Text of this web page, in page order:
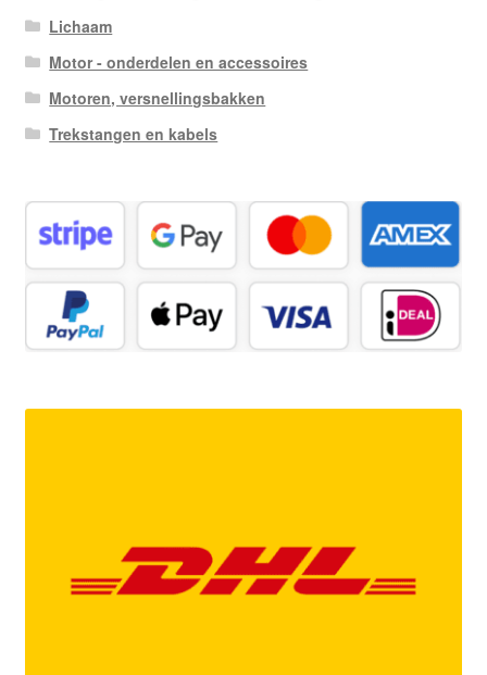
Lichaam
Motor - onderdelen en accessoires
Motoren, versnellingsbakken
Trekstangen en kabels